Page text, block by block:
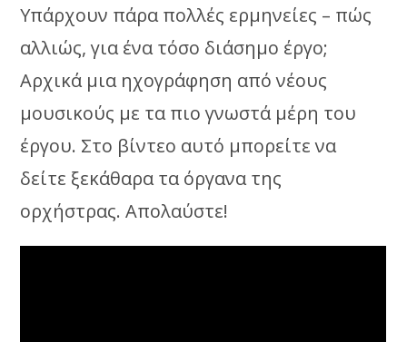
Υπάρχουν πάρα πολλές ερμηνείες – πώς
αλλιώς, για ένα τόσο διάσημο έργο;
Αρχικά μια ηχογράφηση από νέους
μουσικούς με τα πιο γνωστά μέρη του
έργου. Στο βίντεο αυτό μπορείτε να
δείτε ξεκάθαρα τα όργανα της
ορχήστρας. Απολαύστε!